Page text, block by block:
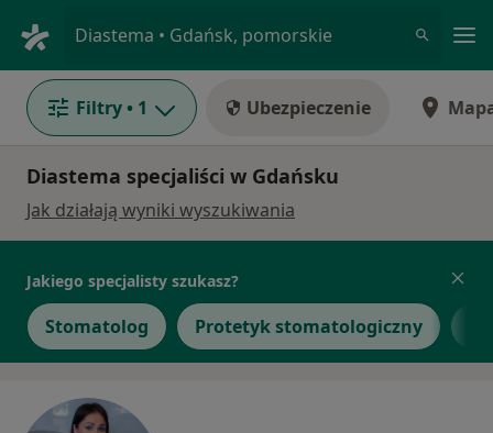
Diastema • Gdańsk, pomorskie
Filtry • 1 Ubezpieczenie
Diastema specjaliści w Gdańsku
Jak działają wyniki wyszukiwania
Jakiego specjalisty szukasz?
Stomatolog Protetyk stomatologiczny